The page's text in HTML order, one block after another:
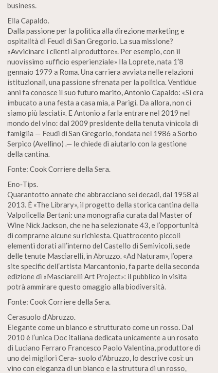
business.
Ella Capaldo.
Dalla passione per la politica alla direzione marketing e
ospitalità di Feudi di San Gregorio. La sua missione?
«Avvicinare i clienti al produttore». Per esempio, con il
nuovissimo «ufficio esperienziale» Ila Loprete, nata 1’8
gennaio 1979 a Roma. Una carriera avviata nelle relazioni
istituzionali, una passione sfrenata per la politica. Ventidue
anni fa conosce il suo futuro marito, Antonio Capaldo: «Si era
imbucato a una festa a casa mia, a Parigi. Da allora, non ci
siamo più lasciati». E Antonio a farla entrare nel 2019 nel
mondo del vino: dal 2009 presidente della tenuta vinicola di
famiglia — Feudi di San Gregorio, fondata nel 1986 a Sorbo
Serpico (Avellino) .— le chiede di aiutarlo con la gestione
della cantina.
Fonte: Cook Corriere della Sera.
Eno-Tips.
Quarantotto annate che abbracciano sei decadi, dal 1958 al
2013. È «The Library», il progetto della storica cantina della
Valpolicella Bertani: una monografia curata dal Master of
Wine Nick Jackson, che ne ha selezionate 43, e l’opportunità
di comprarne alcune su richiesta. Quattrocento piccoli
elementi dorati all’interno del Castello di Semivicoli, sede
delle tenute Masciarelli, in Abruzzo. «Ad Naturam», l’opera
site specific dell’artista Marcantonio, fa parte della seconda
edizione di «Masciarelli Art Project»: il pubblico in visita
potrà ammirare questo omaggio alla biodiversità.
Fonte: Cook Corriere della Sera.
Cerasuolo d’Abruzzo.
Elegante come un bianco e strutturato come un rosso. Dal
2010 è l’unica Doc italiana dedicata unicamente a un rosato
di Luciano Ferraro Francesco Paolo Valentina, produttore di
uno dei migliori Cera- suolo d’Abruzzo, lo descrive così: un
vino con eleganza di un bianco e la struttura di un rosso,